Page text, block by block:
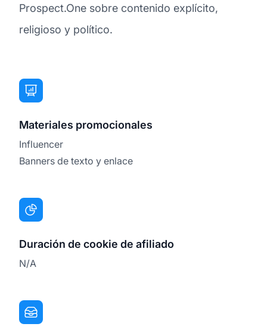
Prospect.One sobre contenido explícito,
religioso y político.
Materiales promocionales
Influencer
Banners de texto y enlace
Duración de cookie de afiliado
N/A